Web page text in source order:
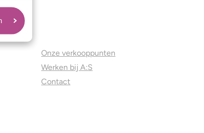
Onze verkooppunten
Werken bij A:S
Contact